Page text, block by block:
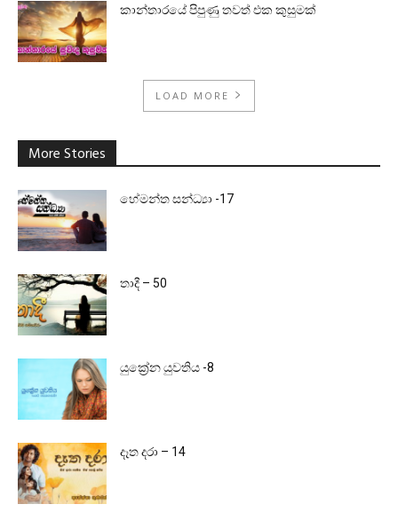
කාන්තාරයේ පිපුණු තවත් එක කුසුමක්
LOAD MORE
More Stories
හේමන්ත සන්ධ්‍යා -17
තාදී – 50
යුක්‍රේන යුවතිය -8
දෑත දරා – 14